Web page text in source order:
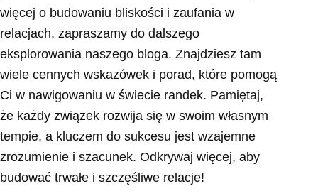
więcej o budowaniu bliskości i zaufania w
relacjach, zapraszamy do dalszego
eksplorowania naszego bloga. Znajdziesz tam
wiele cennych wskazówek i porad, które pomogą
Ci w nawigowaniu w świecie randek. Pamiętaj,
że każdy związek rozwija się w swoim własnym
tempie, a kluczem do sukcesu jest wzajemne
zrozumienie i szacunek. Odkrywaj więcej, aby
budować trwałe i szczęśliwe relacje!